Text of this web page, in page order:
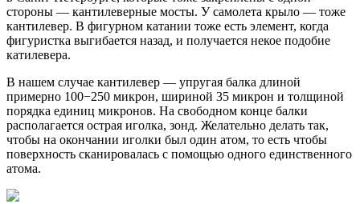
стороны — кантилеверные мосты. У самолета крыло — тоже
кантилевер. В фигурном катании тоже есть элемент, когда
фигуристка выгибается назад, и получается некое подобие
катилевера.
В нашем случае кантилевер — упругая балка длиной
примерно 100−250 микрон, шириной 35 микрон и толщиной
порядка единиц микронов. На свободном конце балки
располагается острая иголка, зонд. Желательно делать так,
чтобы на окончании иголки был один атом, то есть чтобы
поверхность сканировалась с помощью одного единственного
атома.